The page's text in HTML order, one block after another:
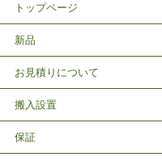
トップページ
新品
お見積りについて
搬入設置
保証